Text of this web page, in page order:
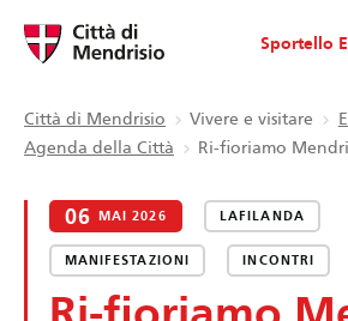
Sportello
Città di Mendrisio Vivere e visitare
Agenda della Città
Ri-fioriamo
06 MAI 2026 LAFILANDA
MANIFESTAZIONI INCONTRI